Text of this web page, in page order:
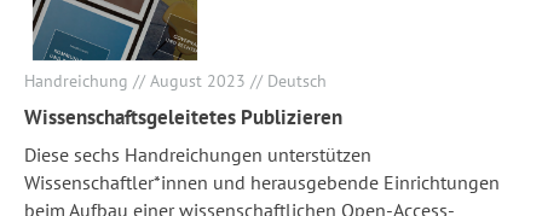
Handreichung // August 2023 // Deutsch
Wissenschaftsgeleitetes Publizieren
Diese sechs Handreichungen unterstützen
Wissenschaftler*innen und herausgebende Einrichtungen
beim Aufbau einer wissenschaftlichen Open-Access-